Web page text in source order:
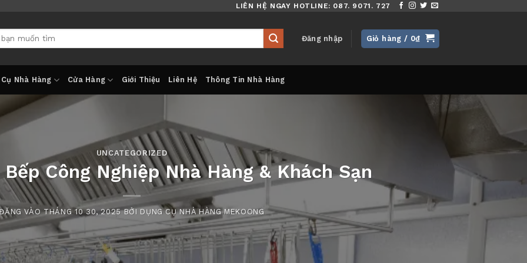
LIÊN HỆ NGAY HOTLINE: 087. 9071. 727
Đăng nhập Giỏ hàng / 0₫
Nhà Hàng Cửa Hàng Giới Thiệu Liên Hệ Thông Tin Nhà Hàng
UNCATEGORIZED
Công Nghiệp Nhà Hàng & Khách Sạn
VÀOTHÁNG 10 30, 2025 BỞI DỤNG CỤ NHÀ HÀNG MEKOONG